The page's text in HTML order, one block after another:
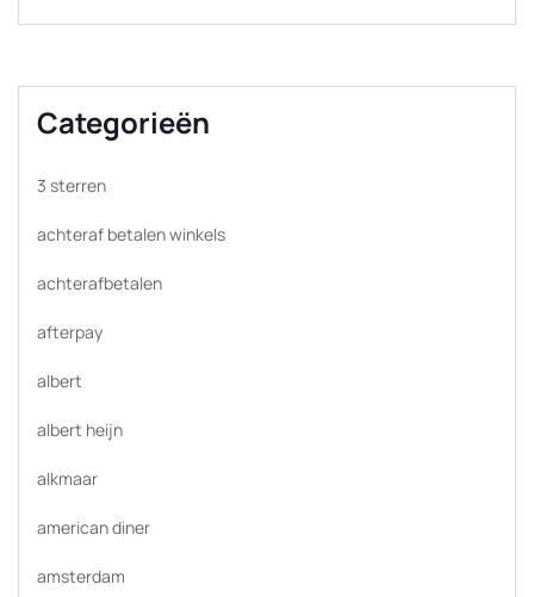
Categorieën
3 sterren
achteraf betalen winkels
achterafbetalen
afterpay
albert
albert heijn
alkmaar
american diner
amsterdam